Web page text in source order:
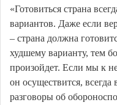
«Готовиться страна
вариантов. Даже если
– страна должна
худшему варианту, тем
произойдет. Если мы к
он осуществится, всегда
разговоры об